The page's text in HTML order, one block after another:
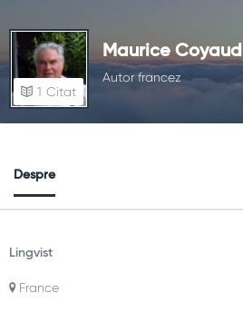
Maurice Coyaud
Autor francez
1 Citat
Despre
Lingvist
France